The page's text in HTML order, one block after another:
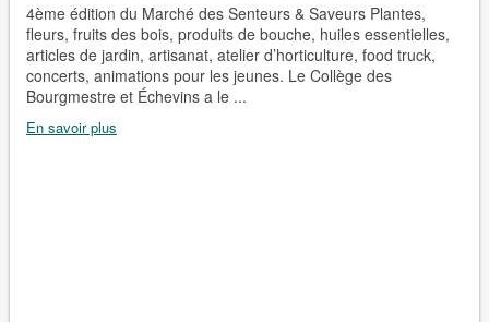
4ème édition du Marché des Senteurs & Saveurs Plantes,
fleurs, fruits des bois, produits de bouche, huiles essentielles,
articles de jardin, artisanat, atelier d’horticulture, food truck,
concerts, animations pour les jeunes. Le Collège des
Bourgmestre et Échevins a le ...
En savoir plus